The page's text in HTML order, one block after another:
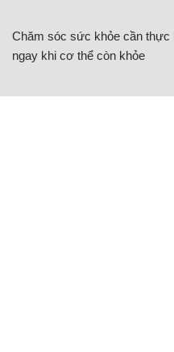
Chăm sóc sức khỏe cần thực
ngay khi cơ thể còn khỏe